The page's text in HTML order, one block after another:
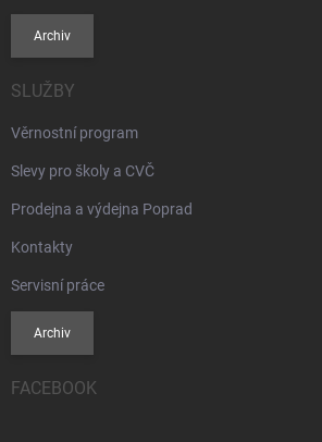
Archiv
SLUŽBY
Věrnostní program
Slevy pro školy a CVČ
Prodejna a výdejna Poprad
Kontakty
Servisní práce
Archiv
FACEBOOK